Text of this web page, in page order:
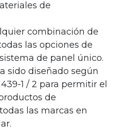
de
combinación de
las opciones de
de panel único.
sido diseñado según
1 / 2 para permitir el
de
las marcas en